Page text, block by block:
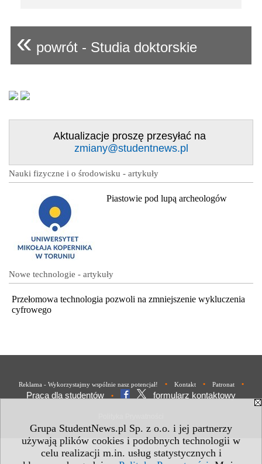
Grupa StudentNews.pl Sp. z o.o. i jej partnerzy
używają plików cookies i podobnych technologii w
celu realizacji m.in. usług statystycznych i
« powrót - Studia doktorskie
Aktualizacje proszę przesyłać na
zmiany@studentnews.pl
Nauki fizyczne i o środowisku - artykuły
Piastowie pod lupą archeologów
Nowe technologie - artykuły
Przełomowa technologia pozwoli na zmniejszenie wykluczenia
cyfrowego
Reklama - Wykorzystajmy wspólnie nasz potencjał! • Kontakt • Patronat •
Praca dla studentów • formularz kontaktowy